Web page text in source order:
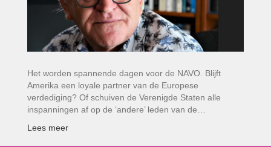
Het worden spannende dagen voor de NAVO. Blijft
Amerika een loyale partner van de Europese
verdediging? Of schuiven de Verenigde Staten alle
inspanningen af op de ‘andere’ leden van de…
Lees meer